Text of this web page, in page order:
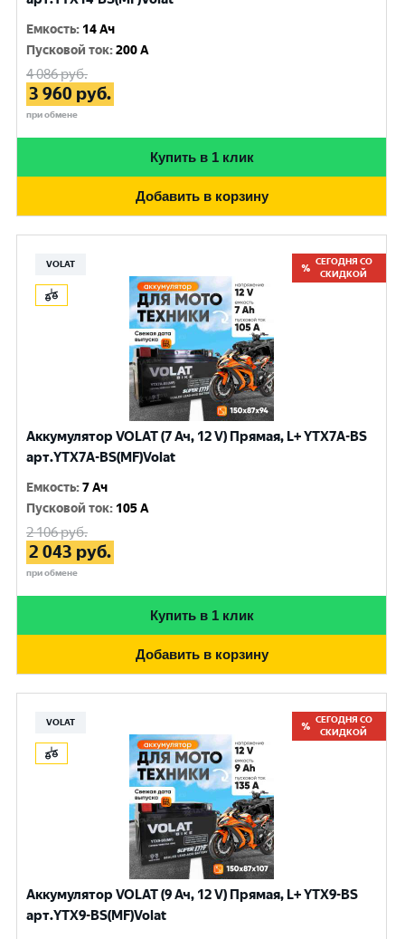
Емкость: 14 Ач
Пусковой ток:200 A
4 086руб.
3 960 руб.
при обмене
Купить в 1 клик
Добавить в корзину
VOLAT
СЕГОДНЯ СО
СКИДКОЙ
Аккумулятор VOLAT (7 Ач, 12 V) Прямая, L+ YTX7A-BS
арт.YTX7A-BS(MF)Volat
Емкость:7 Ач
Пусковой ток: 105 A
2 106руб.
2 043 руб.
при обмене
Купить в 1 клик
Добавить в корзину
VOLAT
СЕГОДНЯ СО
СКИДКОЙ
Аккумулятор VOLAT (9 Ач, 12 V) Прямая, L+ YTX9-BS
арт.YTX9-BS(MF)Volat